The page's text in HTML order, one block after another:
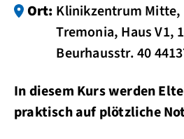
Ort: Klinikzentrum Mitte,
Tremonia, Haus V1,
Beurhausstr. 40
In diesem Kurs werden
praktisch auf plötzliche